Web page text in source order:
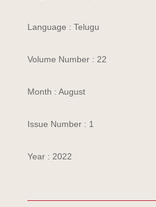
Language : Telugu
Volume Number : 22
Month : August
Issue Number : 1
Year : 2022